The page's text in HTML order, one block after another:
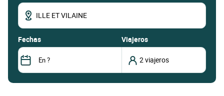
fechas Viajeros